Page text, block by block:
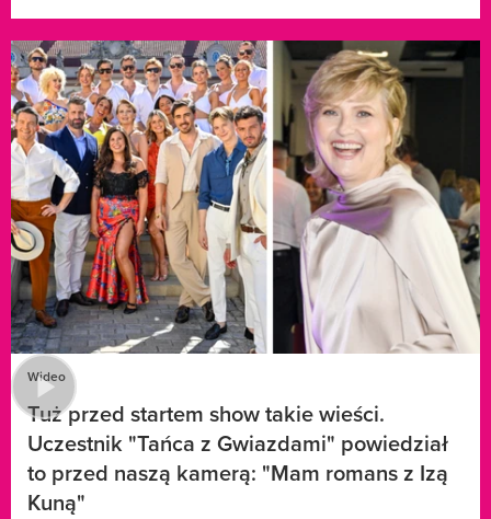
Wideo
Tuż przed startem show takie wieści.
Uczestnik "Tańca z Gwiazdami" powiedział
to przed naszą kamerą: "Mam romans z Izą
Kuną"